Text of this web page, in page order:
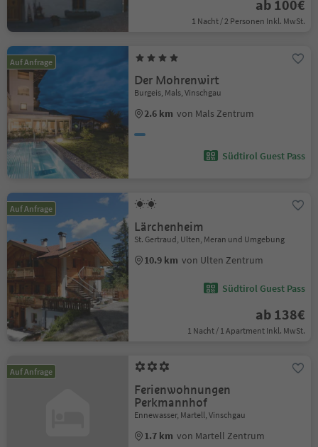
ab 100€
1 Nacht / 2 Personen Inkl. MwSt.
Auf Anfrage
Der Mohrenwirt
Burgeis, Mals, Vinschgau
2.6 km von Mals Zentrum
Südtirol Guest Pass
Auf Anfrage
Lärchenheim
St. Gertraud, Ulten, Meran und Umgebung
10.9 km von Ulten Zentrum
Südtirol Guest Pass
ab 138€
1 Nacht / 1 Apartment Inkl. MwSt.
Auf Anfrage
Ferienwohnungen
Perkmannhof
Ennewasser, Martell, Vinschgau
1.7 km von Martell Zentrum